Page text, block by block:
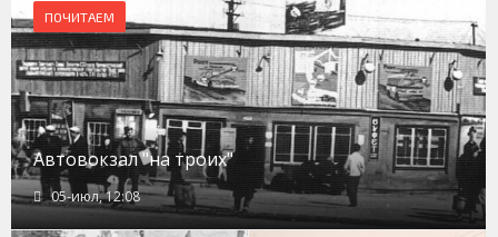
ПОЧИТАЕМ
Автовокзал "на троих"
05-июл, 12:08